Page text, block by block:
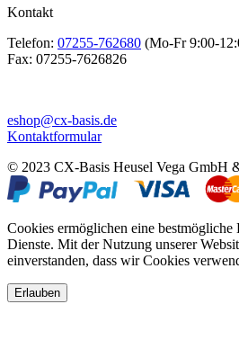
Kontakt
Telefon: 07255-762680 (Mo-Fr 9:00-
Fax: 07255-7626826
eshop@cx-basis.de
Kontaktformular
© 2023 CX-Basis Heusel Vega GmbH
Cookies ermöglichen eine bestmögliche
Dienste. Mit der Nutzung unserer
einverstanden, dass wir Cookies
Erlauben